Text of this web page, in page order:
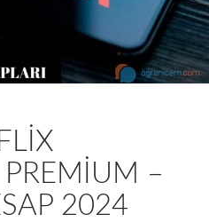
PREMIUM –
2024